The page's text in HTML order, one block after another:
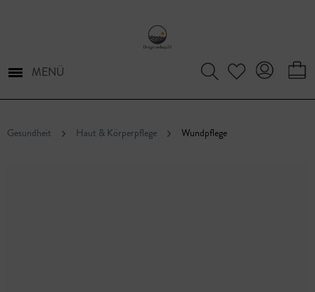
MENÜ
Gesundheit Haut & Körperpflege Wundpflege